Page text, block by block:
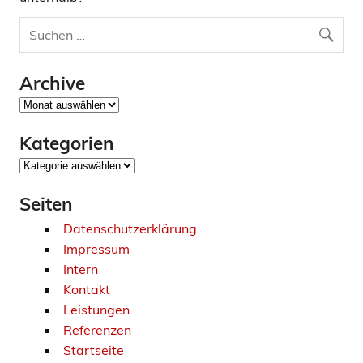
Archive
Archive
Kategorien
Kategorien
Seiten
Datenschutzerklärung
Impressum
Intern
Kontakt
Leistungen
Referenzen
Startseite